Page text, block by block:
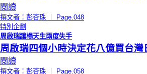
閱讀
撰文者：彭杏珠 ｜ Page.048
特別企劃
周啟瑞讓楊天生兩度失手
周啟瑞四個小時決定花八億買台灣
閱讀
撰文者：彭杏珠 ｜ Page.058